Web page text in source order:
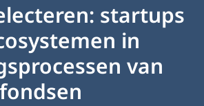
startups
in
van